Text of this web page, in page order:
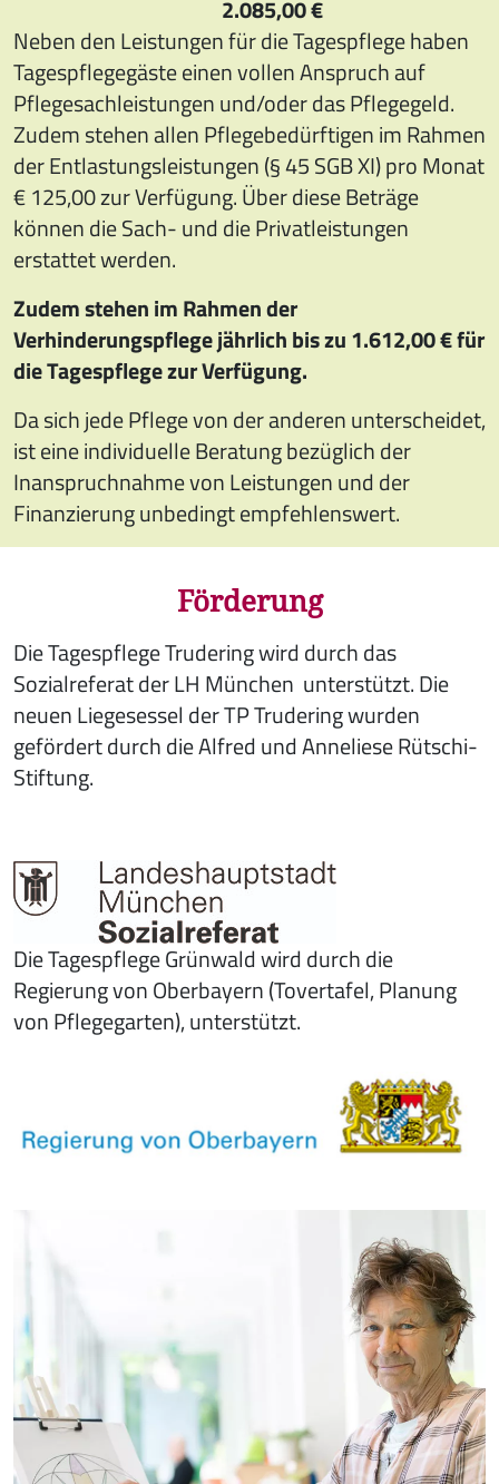
2.085,00 €
Neben den Leistungen für die Tagespflege haben
Tagespflegegäste einen vollen Anspruch auf
Pflegesachleistungen und/oder das Pflegegeld.
Zudem stehen allen Pflegebedürftigen im Rahmen
der Entlastungsleistungen (§ 45 SGB XI) pro Monat
€ 125,00 zur Verfügung. Über diese Beträge
können die Sach- und die Privatleistungen
erstattet werden.
Zudem stehen im Rahmen der
Verhinderungspflege jährlich bis zu 1.612,00 € für
die Tagespflege zur Verfügung.
Da sich jede Pflege von der anderen unterscheidet,
ist eine individuelle Beratung bezüglich der
Inanspruchnahme von Leistungen und der
Finanzierung unbedingt empfehlenswert.
Förderung
Die Tagespflege Trudering wird durch das
Sozialreferat der LH München unterstützt. Die
neuen Liegesessel der TP Trudering wurden
gefördert durch die Alfred und Anneliese Rütschi-
Stiftung.
Die Tagespflege Grünwald wird durch die
Regierung von Oberbayern (Tovertafel, Planung
von Pflegegarten), unterstützt.